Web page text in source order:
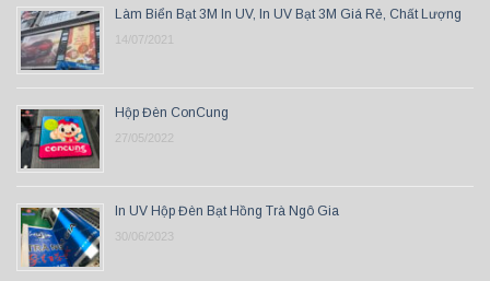
Làm Biển Bạt 3M In UV, In UV Bạt 3M Giá Rẻ, Chất Lượng
14/07/2021
Hộp Đèn ConCung
27/05/2022
In UV Hộp Đèn Bạt Hồng Trà Ngô Gia
30/06/2023